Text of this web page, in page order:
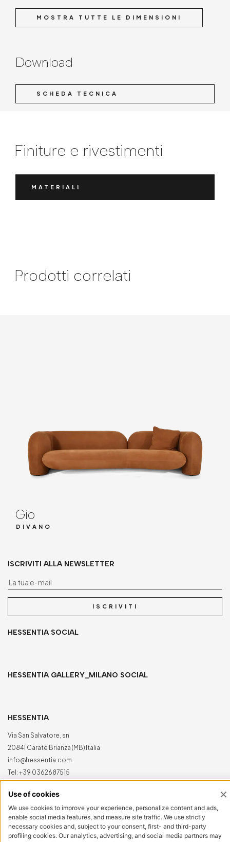
MOSTRA TUTTE LE DIMENSIONI
Download
SCHEDA TECNICA
Finiture e rivestimenti
MATERIALI
Prodotti correlati
Gio
DIVANO
ISCRIVITI ALLA NEWSLETTER
ISCRIVITI
HESSENTIA SOCIAL
HESSENTIA GALLERY_MILANO SOCIAL
HESSENTIA
Via San Salvatore, sn
20841 Carate Brianza (MB) Italia
info@hessentia.com
Tel: +39 0362687515
Hessentia is a trademark
of Cornelio Cappellini Srl
Tutti i diritti sono riservati